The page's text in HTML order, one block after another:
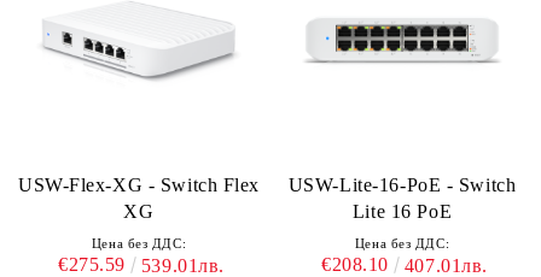
USW-Flex-XG - Switch Flex
XG
Цена без ДДС:
€275.59 539.01лв.
USW-Lite-16-PoE - Switch
Lite 16 PoE
Цена без ДДС:
€208.10 407.01лв.